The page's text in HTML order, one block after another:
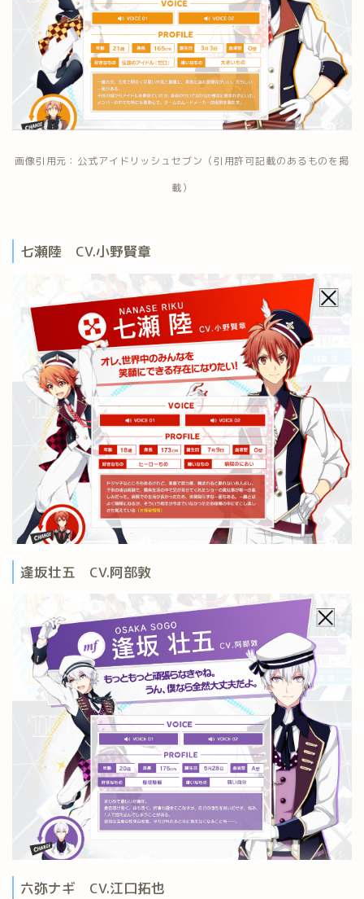
画像引用元：公式アイドリッシュセブン（引用許可記載のあるものを掲
載）
七瀬陸 CV.小野賢章
逢坂壮五 CV.阿部敦
六弥ナギ CV.江口拓也